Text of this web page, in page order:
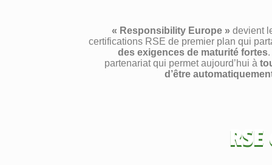
« Responsibility Europe » devient
certifications RSE de premier plan qui
des exigences de maturité fortes.
partenariat qui permet aujourd’hui à
d’être